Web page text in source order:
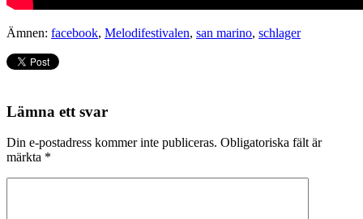
Ämnen: facebook, Melodifestivalen, san marino, schlager
Lämna ett svar
Din e-postadress kommer inte publiceras. Obligatoriska fält är
märkta *